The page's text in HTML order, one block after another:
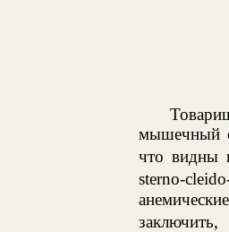
мышечный
что видны
sterno-